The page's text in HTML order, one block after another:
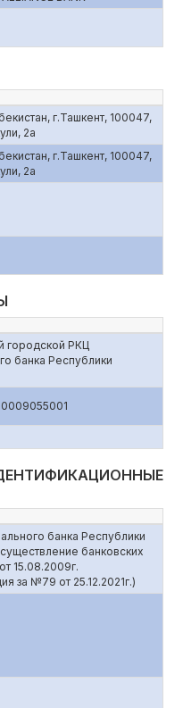
г.Ташкент, 100047,
2а
г.Ташкент, 100047,
2а
городской РКЦ
банка Республики
банка Республики
банковских
15.08.2009г.
за №79 от 25.12.2021г.)